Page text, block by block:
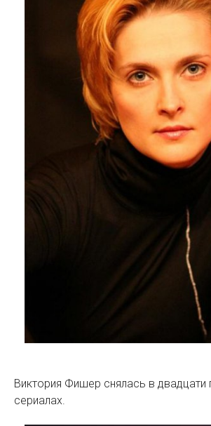
Виктория Фишер снялась в двадцати
сериалах.